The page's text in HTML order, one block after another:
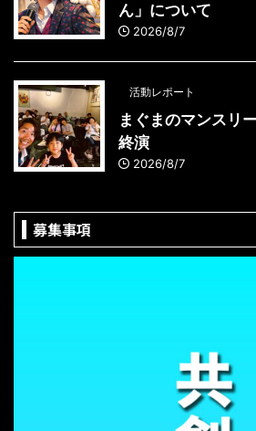
ん」について
2026/8/7
活動レポート
まぐまのマンスリ
終演
2026/8/7
募集事項